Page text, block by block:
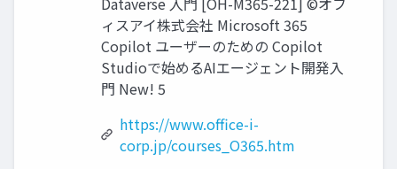
ィスアイ株式会社 Microsoft 365
Copilot ユーザーのための Copilot
Studioで始めるAIエージェント開発入
門 New! 5
https://www.office-i-
corp.jp/courses_O365.htm